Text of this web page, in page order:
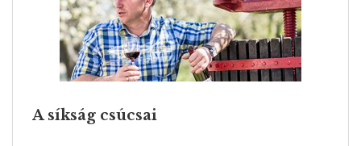
dél-afrikai pincészetekbe, sőt, az ottani szüretből
is kivette a részét.
A síkság csúcsai